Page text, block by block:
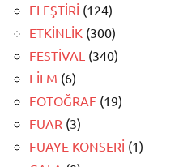
ELEŞTİRİ (124)
ETKİNLİK (300)
FESTİVAL (340)
FİLM (6)
FOTOĞRAF (19)
FUAR (3)
FUAYE KONSERİ (1)